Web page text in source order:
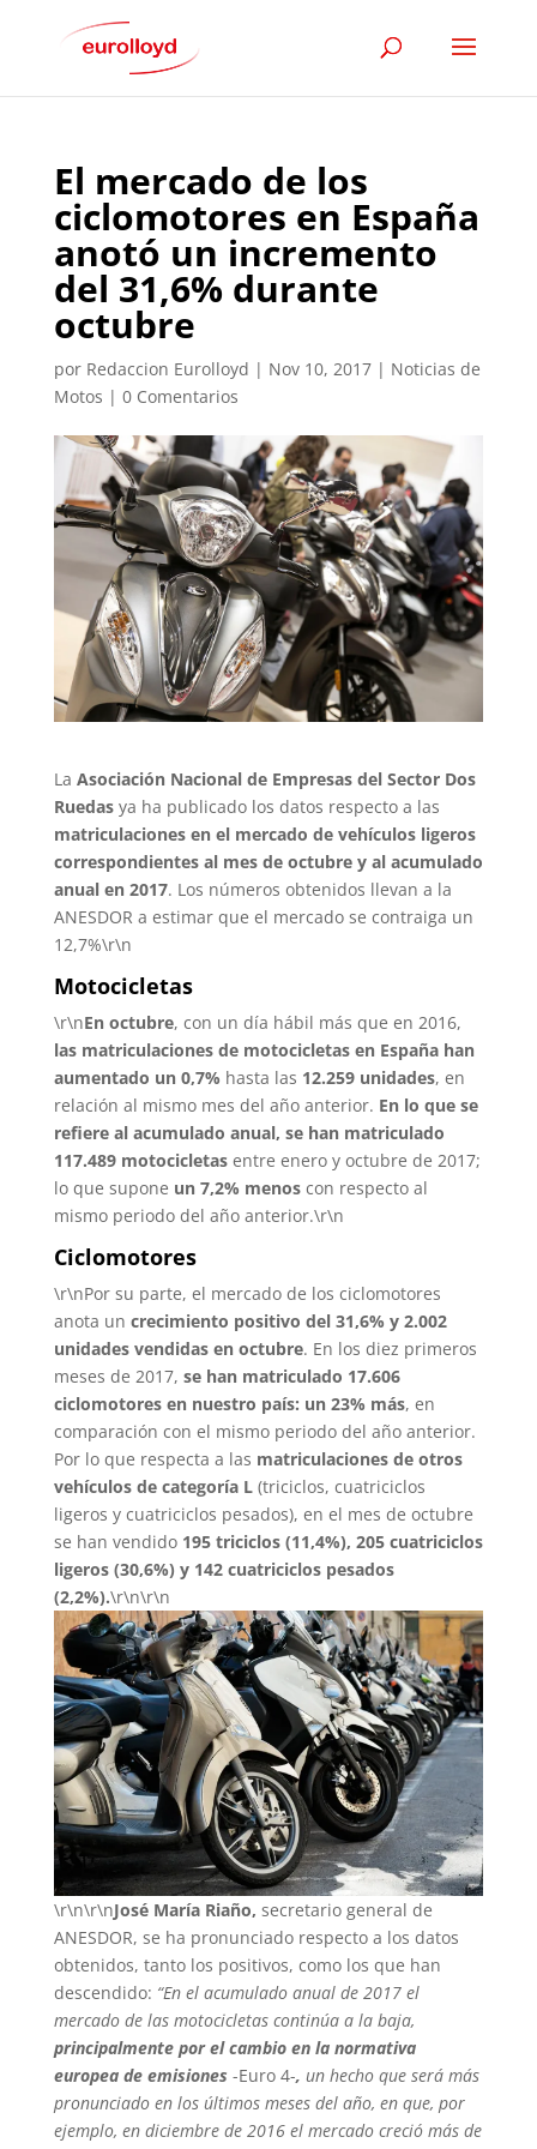
El mercado de los
ciclomotores en España
anotó un incremento
del 31,6% durante
octubre
por Redaccion Eurolloyd | Nov 10, 2017| Noticias de
Motos | 0 Comentarios
La Asociación Nacional de Empresas del Sector Dos
Ruedasya ha publicado los datos respecto a las
matriculaciones en el mercado de vehículos ligeros
correspondientes al mes de octubre y al acumulado
anual en 2017. Los números obtenidos llevan a la
ANESDOR a estimar que el mercado se contraiga un
12,7%\r\n
Motocicletas
\r\nEn octubre, con un día hábil más que en 2016,
las matriculaciones de motocicletas en España han
aumentado un 0,7% hasta las 12.259 unidades, en
relación al mismo mes del año anterior. En lo que se
refiere al acumulado anual, se han matriculado
117.489 motocicletasentre enero y octubre de 2017;
lo que supone un 7,2% menoscon respecto al
mismo periodo del año anterior.\r\n
Ciclomotores
\r\nPor su parte, el mercado de los ciclomotores
anota un crecimiento positivo del 31,6% y 2.002
unidades vendidas en octubre. En los diez primeros
meses de 2017, se han matriculado 17.606
ciclomotores en nuestro país: un 23% más, en
comparación con el mismo periodo del año anterior.
Por lo que respecta a las matriculaciones de otros
vehículos de categoría L(triciclos, cuatriciclos
ligeros y cuatriciclos pesados), en el mes de octubre
se han vendido195 triciclos (11,4%), 205 cuatriciclos
ligeros (30,6%) y 142 cuatriciclos pesados
(2,2%).\r\n\r\n
\r\n\r\nJosé María Riaño, secretario general de
ANESDOR, se ha pronunciado respecto a los datos
obtenidos, tanto los positivos, como los que han
descendido: “En el acumulado anual de 2017 el
mercado de las motocicletas continúa a la baja,
principalmente por el cambio en la normativa
europea de emisiones -Euro 4-, un hecho que será más
pronunciado en los últimos meses del año, en que, por
ejemplo, en diciembre de 2016 el mercado creció más de